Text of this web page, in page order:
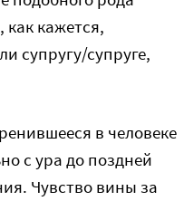
как кажется,
супругу/супруге,
в человеке
с ура до поздней
Чувство вины за